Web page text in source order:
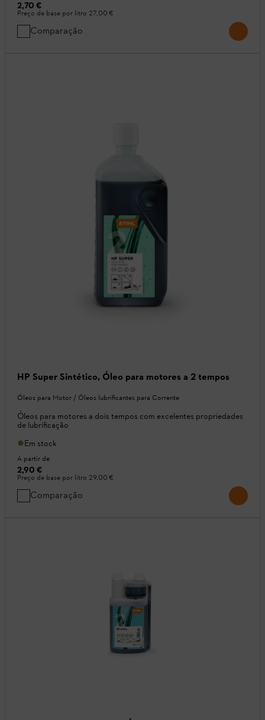
2,70 €
Preço de base por litro 27,00 €
Comparação
HP Super Sintético, Óleo para motores a 2 tempos
Óleos para Motor / Óleos lubrificantes para Corrente
Óleos para motores a dois tempos com excelentes propriedades
de lubrificação
Em stock
A partir de
2,90 €
Preço de base por litro 29,00 €
Comparação